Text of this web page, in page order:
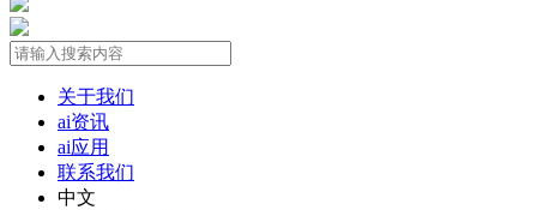
关于我们
ai资讯
ai应用
联系我们
中文